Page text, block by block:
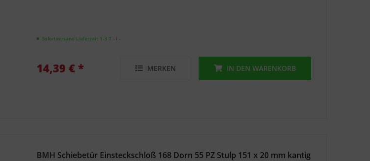
Sofortversand Lieferzeit 1-3 T- ℹ -
14,39 € * MERKEN IN DEN WARENKORB
BMH Schiebetür Einsteckschloß 168 Dorn 55 PZ Stulp 151 x 20 mm kantig